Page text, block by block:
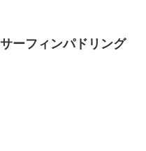
ーフィンパドリング